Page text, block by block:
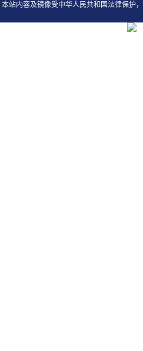
本站内容及镜像受中华人民共和国法律保护